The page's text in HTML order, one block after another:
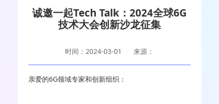
诚邀一起Tech Talk：2024全球6G
技术大会创新沙龙征集
时间：2024-03-01 来源：
亲爱的6G领域专家和创新组织：